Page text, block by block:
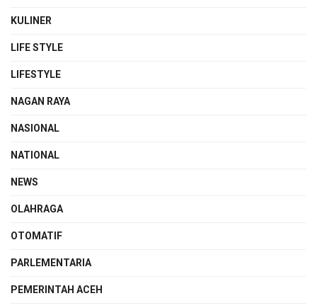
KULINER
LIFE STYLE
LIFESTYLE
NAGAN RAYA
NASIONAL
NATIONAL
NEWS
OLAHRAGA
OTOMATIF
PARLEMENTARIA
PEMERINTAH ACEH